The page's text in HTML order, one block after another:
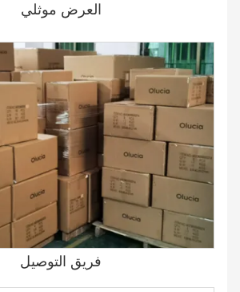
العرض موثلي
فريق التوصيل